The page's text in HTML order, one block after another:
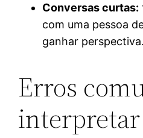
Conversas curtas:
com uma pessoa
ganhar perspectiva.
Erros